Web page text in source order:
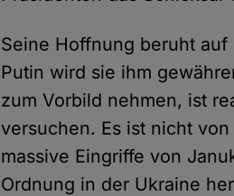
Seine Hoffnung beruht auf
Putin wird sie ihm
zum Vorbild nehmen, ist
versuchen. Es ist nicht
massive Eingriffe von
Ordnung in der Ukraine